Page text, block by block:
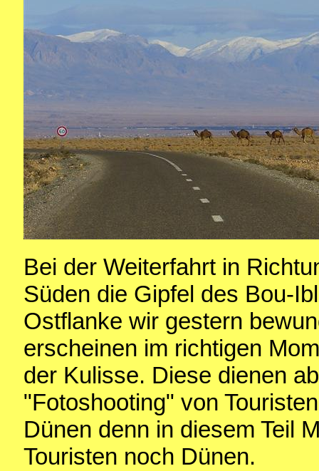
Bei der Weiterfahrt in
Süden die Gipfel des Bou-
Ostflanke wir gestern
erscheinen im richtigen
der Kulisse. Diese dienen
"Fotoshooting" von
Dünen denn in diesem Teil
Touristen noch Dünen.